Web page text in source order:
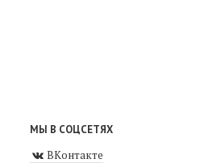
МЫ В СОЦСЕТЯХ
ВКонтакте